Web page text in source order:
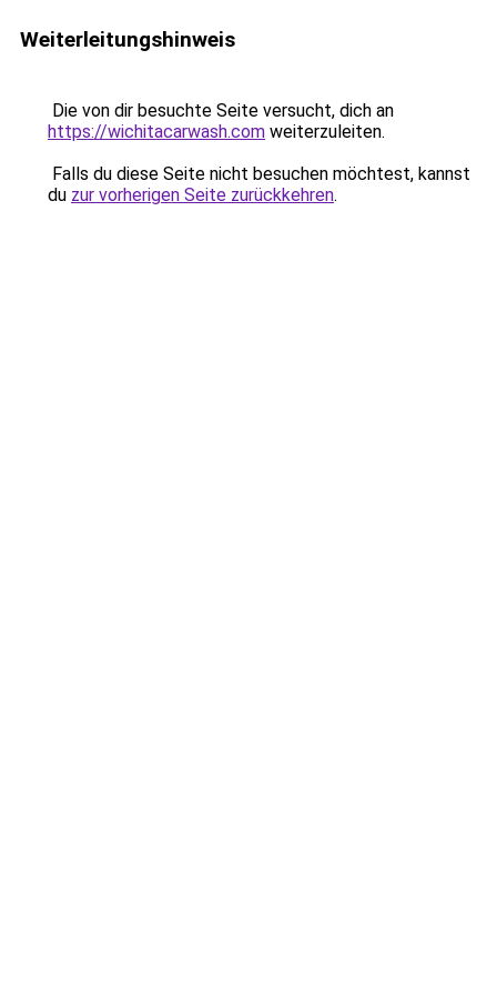
Weiterleitungshinweis
Die von dir besuchte Seite versucht, dich an
https://wichitacarwash.com weiterzuleiten.
Falls du diese Seite nicht besuchen möchtest, kannst
du zur vorherigen Seite zurückkehren.